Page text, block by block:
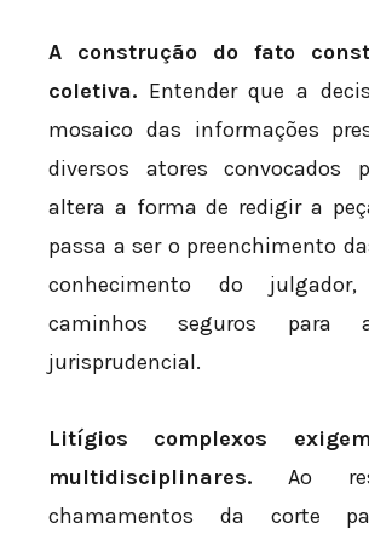
A construção do fato
coletiva. Entender que a
mosaico das informações
diversos atores convocados
altera a forma de redigir a
passa a ser o preenchimento
conhecimento do julgador,
caminhos seguros para
jurisprudencial.
Litígios complexos
multidisciplinares. Ao
chamamentos da corte